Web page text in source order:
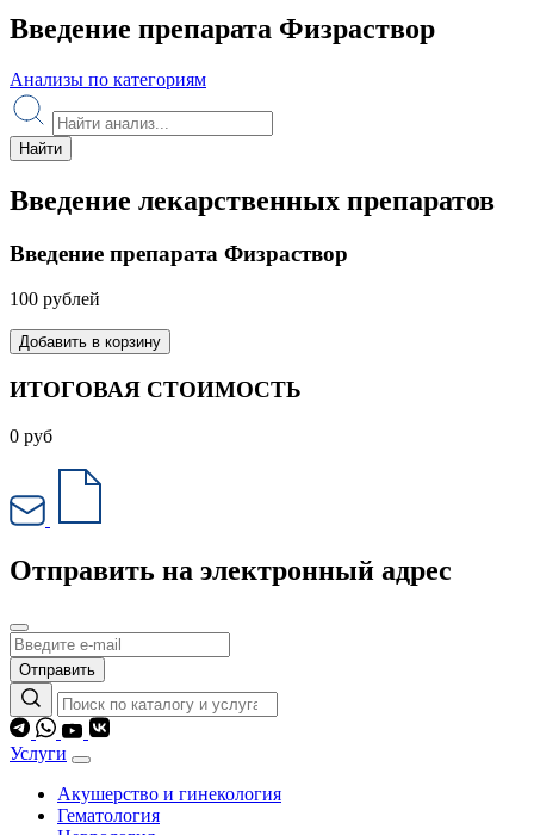
Введение препарата Физраствор
Анализы по категориям
Найти
Введение лекарственных препаратов
Введение препарата Физраствор
100 рублей
Добавить в корзину
ИТОГОВАЯ СТОИМОСТЬ
0 руб
Отправить на электронный адрес
Отправить
Услуги
Акушерство и гинекология
Гематология